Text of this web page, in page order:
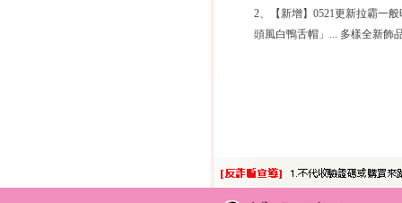
2、【新增】0521更新拉霸一
頭風白鴨舌帽」... 多樣全新飾